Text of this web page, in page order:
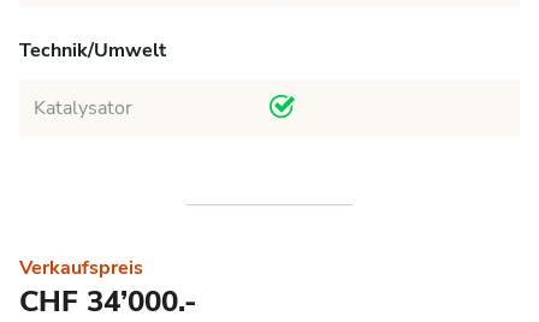
Technik/Umwelt
Katalysator
Verkaufspreis
CHF 34’000.-